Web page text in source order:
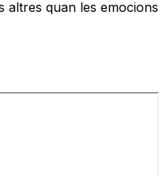
altres quan les emocions